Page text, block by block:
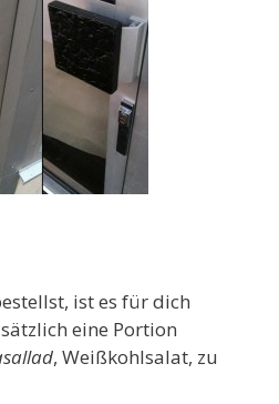
ist es für dich
eine Portion
, Weißkohlsalat, zu